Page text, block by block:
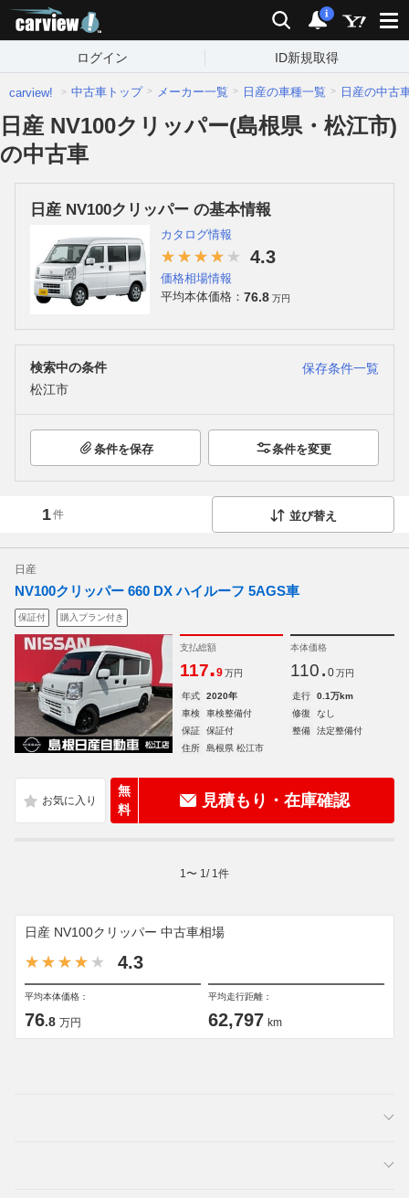
検索 通知
i
ログイン ID新規取得
carview! 中古車トップ メーカー一覧 日産の車種一覧 日産の中古
日産 NV100クリッパー(島根県・松江市)
の中古車
日産 NV100クリッパー の基本情報
カタログ情報
4.3
価格相場情報
平均本体価格： 76.8 万円
検索中の条件
保存条件一覧
松江市
条件を保存 条件を変更
1件 並び替え
日産
NV100クリッパー 660 DX ハイルーフ 5AGS車
保証付 購入プラン付き
支払総額
117.9 万円
本体価格
110. 0 万円
年式 2020年 走行
0.1万km
車検
車検整備付 修復
なし
保証
保証付 整備
法定整備付
住所
島根県 松江市
無
料
見積もり・在庫確認
1 〜 1 / 1 件
日産 NV100クリッパー 中古車相場
4.3
平均本体価格：
76.8 万円
平均走行距離：
62,797 km